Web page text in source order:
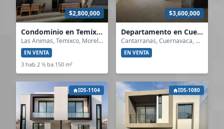
$2,800,000
Condominio en Temixco
Las Animas, Temixco, Morelos
EN VENTA
3 hab.2 ½ ba.150 m²
$3,600,000
Departamento en Cuernavaca
Cantarranas, Cuernavaca, Morelos
EN VENTA
IDS-1104 IDS-1080